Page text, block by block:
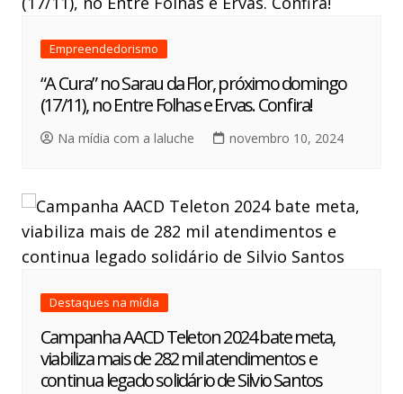
Empreendedorismo
“A Cura” no Sarau da Flor, próximo domingo
(17/11), no Entre Folhas e Ervas. Confira!
Na mídia com a laluche novembro 10, 2024
Destaques na mídia
Campanha AACD Teleton 2024 bate meta,
viabiliza mais de 282 mil atendimentos e
continua legado solidário de Silvio Santos